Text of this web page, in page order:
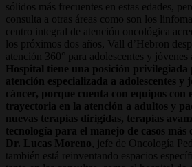
sólidos más frecuentes en estas edades,
consulta a otras áreas como son los
centro integral de atención oncológica
los próximos dos años, Vall d’Hebron
atención 360° para adolescentes y jóvenes
Hospital tiene una posición
atención especializada a adolescentes y
cáncer, porque cuenta con equipos con
trayectoria en la atención a adultos y
nuevas terapias dirigidas, terapias
tecnología para el manejo de casos más
Dr. Lucas Moreno , jefe de Oncología
también está reinventando espacios